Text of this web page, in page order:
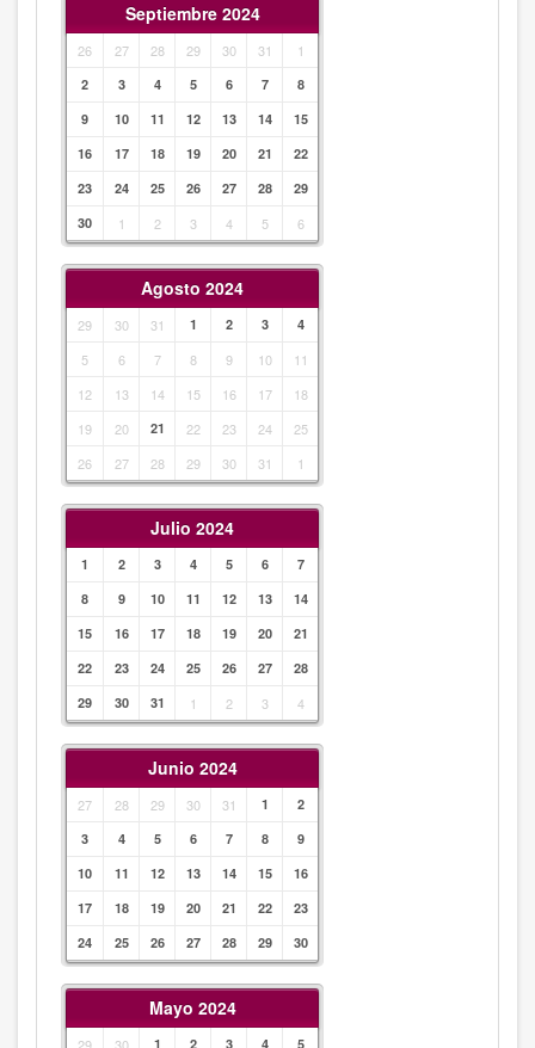
Septiembre 2024
26 27 28 29 30 31 1
2 3 4 5 6 7
8
9
10 11 12 13 14
15
16
17 18 19 20 21
22
23
24 25 26 27 28
29
30
1 2 3 4 5 6
Agosto 2024
29 30 31 1 2 3 4
5 6 7 8 9 10
11
12
13 14 15 16 17
18
19
20 21 22 23 24
25
26
27 28 29 30 31 1
Julio 2024
1 2 3 4 5 6
7
8
9 10 11 12 13
14
15
16 17 18 19 20
21
22
23 24 25 26 27
28
29
30 31 1 2 3 4
Junio 2024
27 28 29 30 31 1
2
3
4 5 6 7 8
9
10
11 12 13 14 15
16
17
18 19 20 21 22
23
24
25 26 27 28 29 30
Mayo 2024
1 2 3 4
5